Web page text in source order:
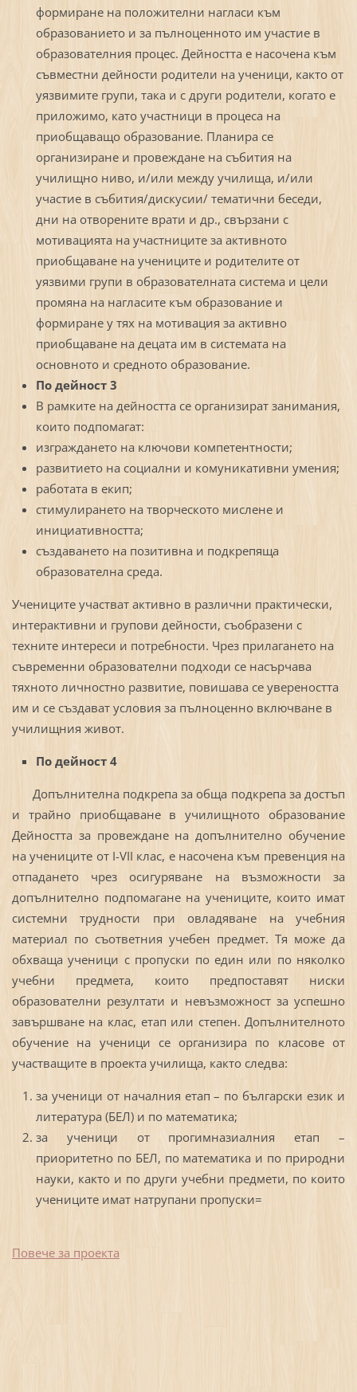
формиране на положителни нагласи към
образованието и за пълноценното им участие в
образователния процес. Дейността е насочена към
съвместни дейности родители на ученици, както от
уязвимите групи, така и с други родители, когато е
приложимо, като участници в процеса на
приобщаващо образование. Планира се
организиране и провеждане на събития на
училищно ниво, и/или между училища, и/или
участие в събития/дискусии/ тематични беседи,
дни на отворените врати и др., свързани с
мотивацията на участниците за активното
приобщаване на учениците и родителите от
уязвими групи в образователната система и цели
промяна на нагласите към образование и
формиране у тях на мотивация за активно
приобщаване на децата им в системата на
основното и средното образование.
По дейност 3
В рамките на дейността се организират занимания,
които подпомагат:
изграждането на ключови компетентности;
развитието на социални и комуникативни умения;
работата в екип;
стимулирането на творческото мислене и
инициативността;
създаването на позитивна и подкрепяща
образователна среда.
Учениците участват активно в различни практически,
интерактивни и групови дейности, съобразени с
техните интереси и потребности. Чрез прилагането на
съвременни образователни подходи се насърчава
тяхното личностно развитие, повишава се увереността
им и се създават условия за пълноценно включване в
училищния живот.
По дейност 4
Допълнителна подкрепа за обща подкрепа за достъп
и трайно приобщаване в училищното образование
Дейността за провеждане на допълнително обучение
на учениците от I-VII клас, е насочена към превенция на
отпадането чрез осигуряване на възможности за
допълнително подпомагане на учениците, които имат
системни трудности при овладяване на учебния
материал по съответния учебен предмет. Тя може да
обхваща ученици с пропуски по един или по няколко
учебни предмета, които предпоставят ниски
образователни резултати и невъзможност за успешно
завършване на клас, етап или степен. Допълнителното
обучение на ученици се организира по класове от
участващите в проекта училища, както следва:
за ученици от началния етап – по български език и
литература (БЕЛ) и по математика;
за ученици от прогимназиалния етап –
приоритетно по БЕЛ, по математика и по природни
науки, както и по други учебни предмети, по които
учениците имат натрупани пропуски=
Повече за проекта